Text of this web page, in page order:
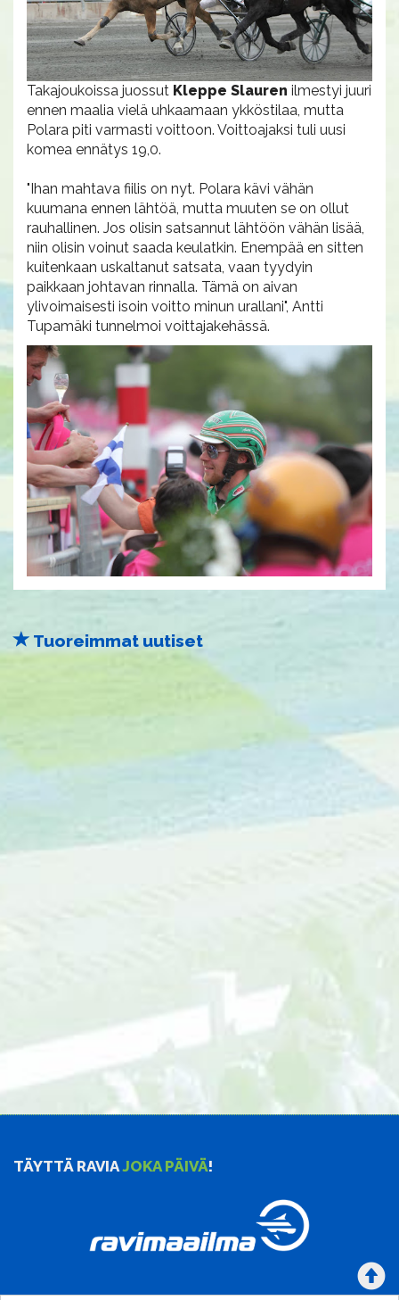
Takajoukoissa juossut Kleppe Slauren ilmestyi juuri
ennen maalia vielä uhkaamaan ykköstilaa, mutta
Polara piti varmasti voittoon. Voittoajaksi tuli uusi
komea ennätys 19,0.
"Ihan mahtava fiilis on nyt. Polara kävi vähän
kuumana ennen lähtöä, mutta muuten se on ollut
rauhallinen. Jos olisin satsannut lähtöön vähän lisää,
niin olisin voinut saada keulatkin. Enempää en sitten
kuitenkaan uskaltanut satsata, vaan tyydyin
paikkaan johtavan rinnalla. Tämä on aivan
ylivoimaisesti isoin voitto minun urallani", Antti
Tupamäki tunnelmoi voittajakehässä.
Tuoreimmat uutiset
TÄYTTÄ RAVIAJOKA PÄIVÄ!